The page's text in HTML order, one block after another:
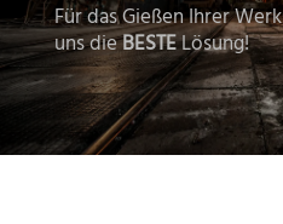
Für das Gießen Ihrer
uns dieBESTELösung!